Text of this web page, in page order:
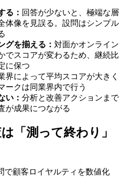
る： 回答が少ないと、極端な層
体像を見誤る。設問はシンプル
グを揃える： 対面かオンライン
でスコアが変わるため、継続比
に保つ
界によって平均スコアが大きく
ークは同業界内で行う
い： 分析と改善アクションまで
が成果につながる
「測って終わり」
で顧客ロイヤルティを数値化